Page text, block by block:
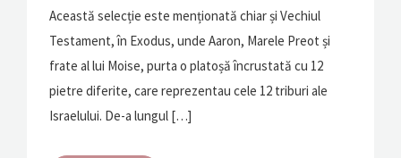
Această selecție este menționată chiar și Vechiul
Testament, în Exodus, unde Aaron, Marele Preot și
frate al lui Moise, purta o platoșă încrustată cu 12
pietre diferite, care reprezentau cele 12 triburi ale
Israelului. De-a lungul […]